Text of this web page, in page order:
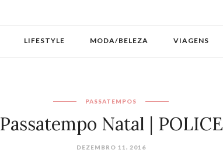
LIFESTYLE MODA/BELEZA VIAGENS
PASSATEMPOS
Passatempo Natal | POLICE
DEZEMBRO 11, 2016